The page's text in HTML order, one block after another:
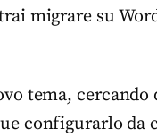
migrare su
tema,
configurarlo da